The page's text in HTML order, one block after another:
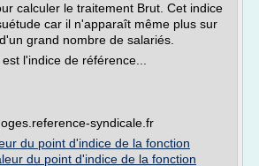
calculer le traitement Brut. Cet indice
car il n'apparaît même plus sur
grand nombre de salariés.
l'indice de référence...
syndicale.fr
du point d'indice de la fonction
du point d'indice de la fonction